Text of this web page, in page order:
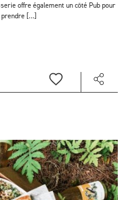
offre également un côté Pub pour
prendre […]